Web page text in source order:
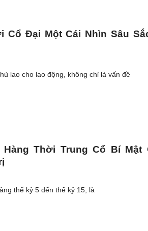
Đại Một Cái Nhìn Sâu
lao cho lao động, không chỉ là vấn đề
Thời Trung Cổ Bí Mật
thế kỷ 5 đến thế kỷ 15, là